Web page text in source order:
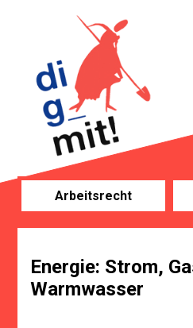
Arbeitsrecht
Energie: Strom,
Warmwasser